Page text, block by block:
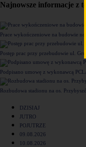
Najnowsze informacje z
Prace wykończeniowe na budowie
Postęp prac przy przebudowie ul.
Podpisano umowę z wykonawcą
Rozbudowa stadionu na os.
DZISIAJ
JUTRO
POJUTRZE
09.08.2026
10.08.2026